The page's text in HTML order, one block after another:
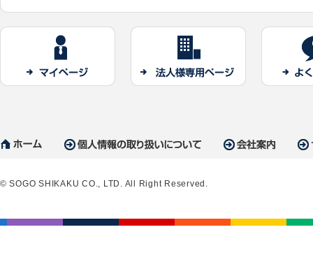
© SOGO SHIKAKU CO., LTD. All Right Reserved.